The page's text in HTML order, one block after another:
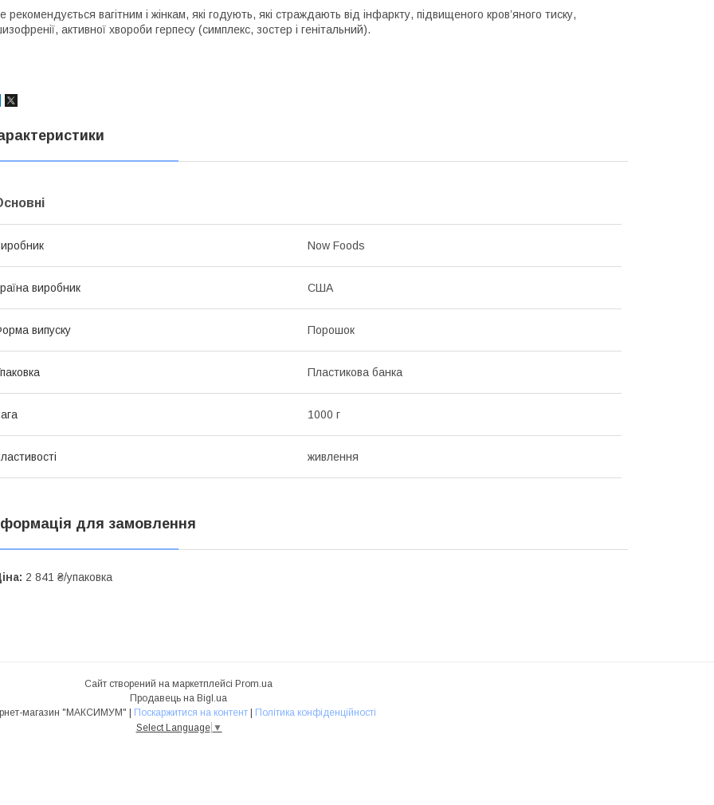
рекомендується вагітним і жінкам, які годують, які страждають від інфаркту, підвищеного кров’яного тиску,
активної хвороби герпесу (симплекс, зостер і генітальний).
Now Foods
виробник США
випуску Порошок
Пластикова банка
1000 г
живлення
для замовлення
2 841 ₴/упаковка
Сайт створений на маркетплейсі Prom.ua
Продавець на Bigl.ua
Інтернет-магазин "МАКСИМУМ" | Поскаржитися на контент | Політика конфіденційності
Select Language ▼